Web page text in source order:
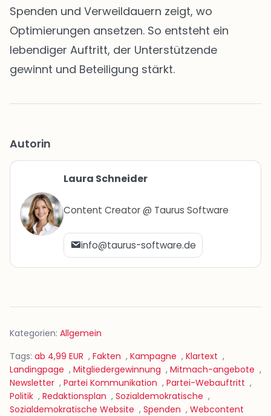
Spenden und Verweildauern zeigt, wo
Optimierungen ansetzen. So entsteht ein
lebendiger Auftritt, der Unterstützende
gewinnt und Beteiligung stärkt.
Autorin
Laura Schneider
Content Creator @ Taurus Software
info@taurus-software.de
Kategorien: Allgemein
Tags: ab 4,99 EUR , Fakten , Kampagne , Klartext ,
Landingpage , Mitgliedergewinnung , Mitmach-angebote ,
Newsletter , Partei Kommunikation , Partei-Webauftritt ,
Politik , Redaktionsplan , Sozialdemokratische ,
Sozialdemokratische Website , Spenden , Webcontent